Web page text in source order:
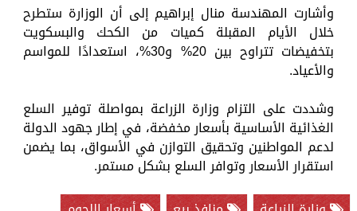
وأشارت المهندسة منال إبراهيم إلى أن الوزارة ستطرح
خلال الأيام المقبلة كميات من الكحك والبسكويت
بتخفيضات تتراوح بين 20% و30%، استعدادًا للمواسم
والأعياد.
وشددت على التزام وزارة الزراعة بمواصلة توفير السلع
الغذائية الأساسية بأسعار مخفضة، في إطار جهود الدولة
لدعم المواطنين وتحقيق التوازن في الأسواق، بما يضمن
استقرار الأسعار وتوافر السلع بشكل مستمر.